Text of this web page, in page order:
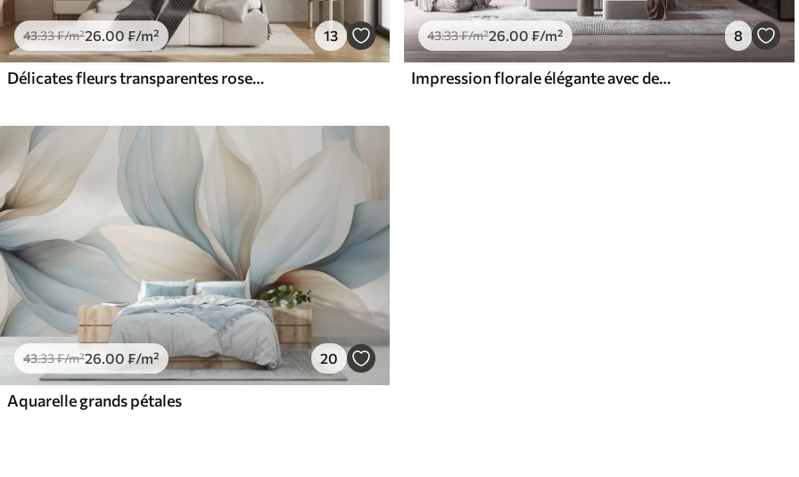
43.33₣/m²26 .00 ₣/m² 13
Délicates fleurs transparentes roses et grises aux pétales doux et flous sur fond blanc
43.33₣/m²26 .00 ₣/m² 8
Impression florale élégante avec de grandes fleurs et feuilles abstraites dans les tons gris et beige sur un fond clair
43.33₣/m²26.00 ₣/m² 20
Aquarelle grands pétales